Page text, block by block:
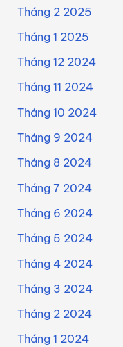
Tháng 2 2025
Tháng 1 2025
Tháng 12 2024
Tháng 11 2024
Tháng 10 2024
Tháng 9 2024
Tháng 8 2024
Tháng 7 2024
Tháng 6 2024
Tháng 5 2024
Tháng 4 2024
Tháng 3 2024
Tháng 2 2024
Tháng 1 2024